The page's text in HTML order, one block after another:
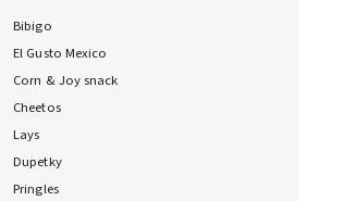
Bibigo
El Gusto Mexico
Corn & Joy snack
Cheetos
Lays
Dupetky
Pringles
20623